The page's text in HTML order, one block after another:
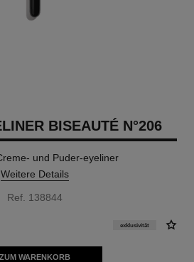
BISEAUTÉ N°206
und Puder-eyeliner
Weitere Details
Ref. 138844
exklusivität
ZUM WARENKORB